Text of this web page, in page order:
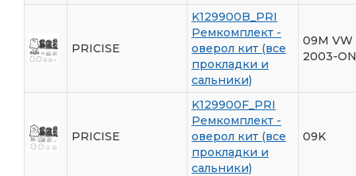
PRICISE
K129900B_PRI
Ремкомплект -
оверол кит (все
прокладки и
сальники)
09M VW
2003-ON
PRICISE
K129900F_PRI
Ремкомплект -
оверол кит (все
прокладки и
сальники)
09K